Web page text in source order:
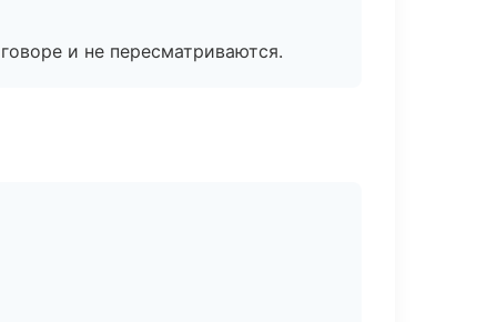
и не пересматриваются.